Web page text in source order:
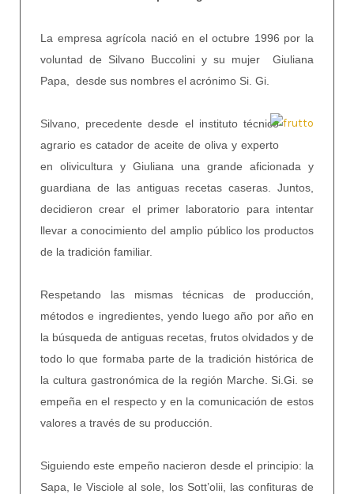
La empresa agrícola nació en el octubre 1996 por la
voluntad de Silvano Buccolini y su mujer Giuliana
Papa, desde sus nombres el acrónimo Si. Gi.
Silvano, precedente desde el instituto técnico
agrario es catador de aceite de oliva y experto
en olivicultura y Giuliana una grande aficionada y
guardiana de las antiguas recetas caseras. Juntos,
decidieron crear el primer laboratorio para intentar
llevar a conocimiento del amplio público los productos
de la tradición familiar.
Respetando las mismas técnicas de producción,
métodos e ingredientes, yendo luego año por año en
la búsqueda de antiguas recetas, frutos olvidados y de
todo lo que formaba parte de la tradición histórica de
la cultura gastronómica de la región Marche. Si.Gi. se
empeña en el respecto y en la comunicación de estos
valores a través de su producción.
Siguiendo este empeño nacieron desde el principio: la
Sapa, le Visciole al sole, los Sott’olii, las confituras de